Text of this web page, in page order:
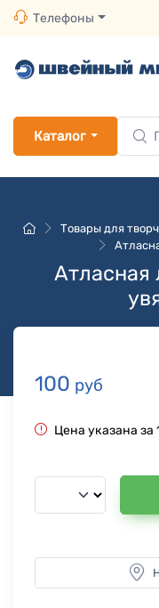
Телефоны
Каталог
Товары для
Атласная
100 руб
Цена указана за